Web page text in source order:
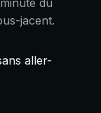
jacent.
aller-